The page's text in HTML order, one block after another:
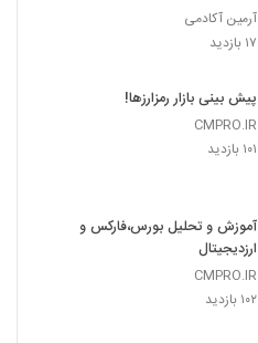
آرمین آکادمی
۱۷ بازدید
پیش بینی بازار رمزارزها!
CMPRO.IR
۱۰۱ بازدید
آموزش و تحلیل بورس،فارکس و
ارزدیجیتال
CMPRO.IR
۱۰۲ بازدید